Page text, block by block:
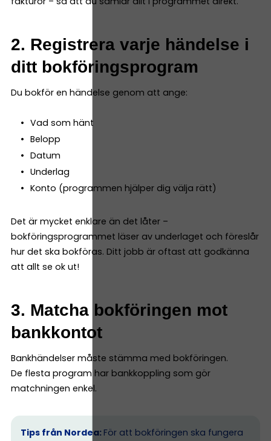
2. Registrera varje händelse i
ditt bokföringsprogram
Du bokför en händelse genom att ange:
Vad som hänt
Belopp
Datum
Underlag
Konto (programmen hjälper dig välja rätt)
Det är mycket enklare än det låter –
bokföringsprogrammet läser av underlaget och föreslår
hur det ska bokföras. Ditt jobb är oftast att godkänna
att allt se ok ut!
3. Matcha bokföringen mot
bankkontot
Bankhändelser måste stämma med bokföringen.
De flesta program har bankkoppling som gör
matchningen enkel.
Tips från Nordea: För att bokföringen ska fungera